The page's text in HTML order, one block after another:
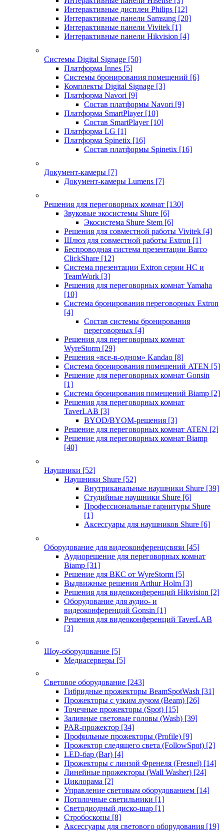
Интерактивные дисплеи Philips [12]
Интерактивные панели Samsung [20]
Интерактивные панели Vivitek [1]
Интерактивные панели Hikvision [4]
Системы Digital Signage [50]
Платформа Innes [5]
Системы бронирования помещений [6]
Комплекты Digital Signage [3]
Платформа Navori [9]
Состав платформы Navori [9]
Платформа SmartPlayer [10]
Состав SmartPlayer [10]
Платформа LG [1]
Платформа Spinetix [16]
Состав платформы Spinetix [16]
Документ-камеры [7]
Документ-камеры Lumens [7]
Решения для переговорных комнат [130]
Звуковые экосистемы Shure [6]
Экосистема Shure Stem [6]
Решения для совместной работы Vivitek [4]
Шлюз для совместной работы Extron [1]
Беспроводная система презентации Barco
ClickShare [12]
Система презентации Extron серии HC и
TeamWork [3]
Решения для переговорных комнат Yamaha
[10]
Система бронирования переговорных Extron
[4]
Состав системы бронирования
переговорных [4]
Решения для переговорных комнат
WyreStorm [29]
Решения «все-в-одном» Kandao [8]
Система бронирования помещений ATEN [5]
Решение для переговорных комнат Gonsin
[1]
Система бронирования помещений Biamp [2]
Решения для переговорных комнат
TaverLAB [3]
BYOD/BYOM-решения [3]
Решение для переговорных комнат ATEN [2]
Решение для переговорных комнат Biamp
[40]
Наушники [52]
Наушники Shure [52]
Внутриканальные наушники Shure [39]
Студийные наушники Shure [6]
Профессиональные гарнитуры Shure
[1]
Аксессуары для наушников Shure [6]
Оборудование для видеоконференцсвязи [45]
Аудиорешение для переговорных комнат
Biamp [31]
Решение для ВКС от WyreStorm [5]
Выдвижные решения Arthur Holm [3]
Решения для видеоконференций Hikvision [2]
Оборудование для аудио- и
видеоконференций Gonsin [1]
Решения для видеоконференций TaverLAB
[3]
Шоу-оборудование [5]
Медиасерверы [5]
Световое оборудование [243]
Гибридные прожекторы BeamSpotWash [31]
Прожекторы с узким лучом (Beam) [26]
Точечные прожекторы (Spot) [15]
Заливные световые головы (Wash) [39]
PAR-прожектор [34]
Профильные прожекторы (Profile) [9]
Прожектор следящего света (FollowSpot) [2]
LED-бар (Bar) [4]
Прожекторы с линзой Френеля (Fresnel) [14]
Линейные прожекторы (Wall Washer) [24]
Циклорама [2]
Управление световым оборудованием [14]
Потолочные светильники [1]
Светодиодный диско-шар [1]
Стробоскопы [8]
Аксессуары для светового оборудования [19]